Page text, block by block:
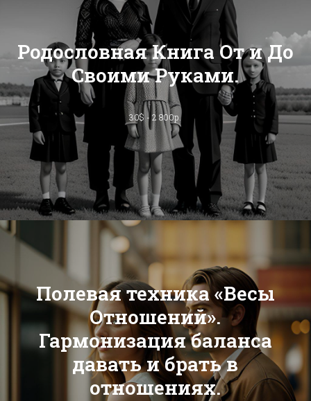
Родословная Книга От и До
Своими Руками.
30$ - 2 800р.
Полевая техника «Весы
Отношений».
Гармонизация баланса
давать и брать в
отношениях.